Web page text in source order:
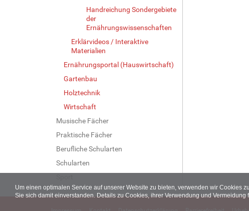
Um einen optimalen Service auf unserer Website zu bieten, verwenden wir Cookies
Sie sich damit einverstanden. Details zu Cookies, ihrer Verwendung und Vermeidung
Handreichung Sondergebiete
der
Ernährungswissenschaften
Erklärvideos / Interaktive
Materialien
Ernährungsportal (Hauswirtschaft)
Gartenbau
Holztechnik
Wirtschaft
Musische Fächer
Praktische Fächer
Berufliche Schularten
Schularten